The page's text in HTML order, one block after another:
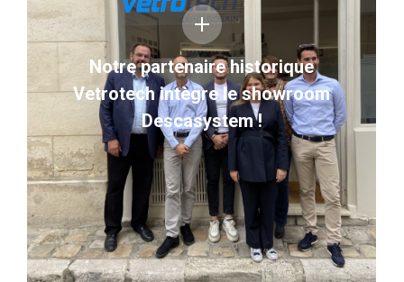
Notre partenaire historique
Vetrotech intègre le showroom
Descasystem !